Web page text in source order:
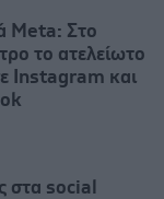
Meta: Στο
το ατελείωτο
Instagram και
στα social